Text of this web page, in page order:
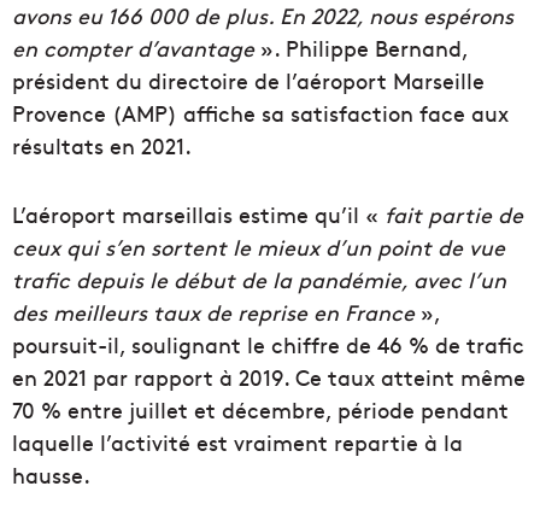
avons eu 166 000 de plus. En 2022, nous espérons
en compter d’avantage». Philippe Bernand,
président du directoire de l’aéroport Marseille
Provence (AMP) affiche sa satisfaction face aux
résultats en 2021.
L’aéroport marseillais estime qu’il « fait partie de
ceux qui s’en sortent le mieux d’un point de vue
trafic depuis le début de la pandémie, avec l’un
des meilleurs taux de reprise en France»,
poursuit-il, soulignant le chiffre de 46 % de trafic
en 2021 par rapport à 2019. Ce taux atteint même
70 % entre juillet et décembre, période pendant
laquelle l’activité est vraiment repartie à la
hausse.